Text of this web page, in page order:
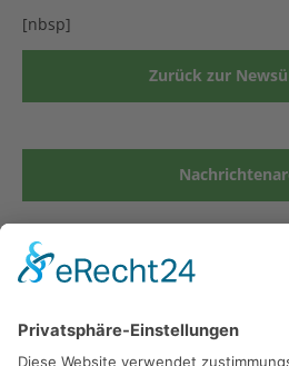
[nbsp]
Zurück zur